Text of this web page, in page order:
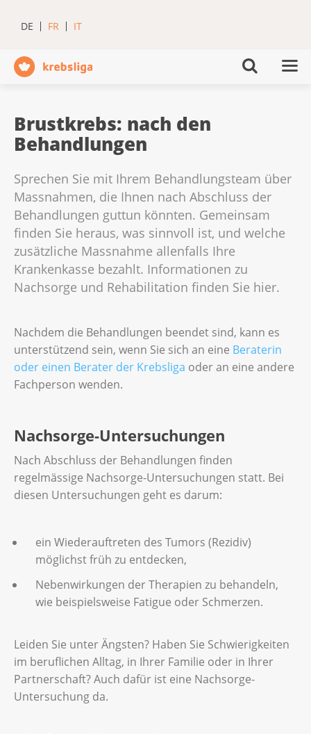
DE FR IT
Brustkrebs: nach den
Behandlungen
Sprechen Sie mit Ihrem Behandlungsteam über
Massnahmen, die Ihnen nach Abschluss der
Behandlungen guttun könnten. Gemeinsam
finden Sie heraus, was sinnvoll ist, und welche
zusätzliche Massnahme allenfalls Ihre
Krankenkasse bezahlt. Informationen zu
Nachsorge und Rehabilitation finden Sie hier.
Nachdem die Behandlungen beendet sind, kann es
unterstützend sein, wenn Sie sich an eine Beraterin
oder einen Berater der Krebsliga oder an eine andere
Fachperson wenden.
Nachsorge-Untersuchungen
Nach Abschluss der Behandlungen finden
regelmässige Nachsorge-Untersuchungen statt. Bei
diesen Untersuchungen geht es darum:
ein Wiederauftreten des Tumors (Rezidiv)
möglichst früh zu entdecken,
Nebenwirkungen der Therapien zu behandeln,
wie beispielsweise Fatigue oder Schmerzen.
Leiden Sie unter Ängsten? Haben Sie Schwierigkeiten
im beruflichen Alltag, in Ihrer Familie oder in Ihrer
Partnerschaft? Auch dafür ist eine Nachsorge-
Untersuchung da.